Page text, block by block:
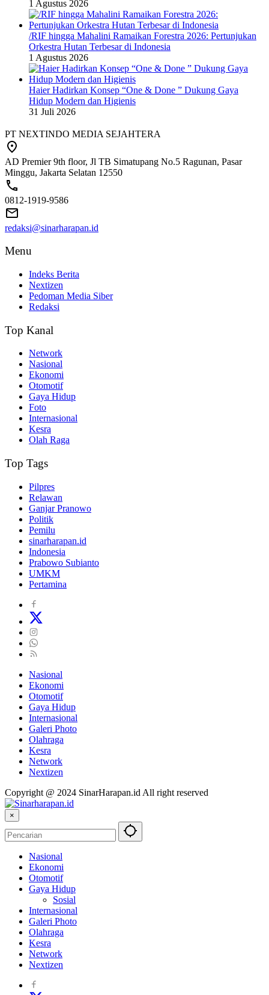
1 Agustus 2026
/RIF hingga Mahalini Ramaikan Forestra 2026: Pertunjukan
Orkestra Hutan Terbesar di Indonesia
1 Agustus 2026
Haier Hadirkan Konsep “One & Done ” Dukung Gaya
Hidup Modern dan Higienis
31 Juli 2026
PT NEXTINDO MEDIA SEJAHTERA
AD Premier 9th floor, Jl TB Simatupang No.5 Ragunan, Pasar
Minggu, Jakarta Selatan 12550
0812-1919-9586
redaksi@sinarharapan.id
Menu
Indeks Berita
Nextizen
Pedoman Media Siber
Redaksi
Top Kanal
Network
Nasional
Ekonomi
Otomotif
Gaya Hidup
Foto
Internasional
Kesra
Olah Raga
Top Tags
Pilpres
Relawan
Ganjar Pranowo
Politik
Pemilu
sinarharapan.id
Indonesia
Prabowo Subianto
UMKM
Pertamina
Nasional
Ekonomi
Otomotif
Gaya Hidup
Internasional
Galeri Photo
Olahraga
Kesra
Network
Nextizen
Copyright @ 2024 SinarHarapan.id All right reserved
×
Nasional
Ekonomi
Otomotif
Gaya Hidup
Sosial
Internasional
Galeri Photo
Olahraga
Kesra
Network
Nextizen